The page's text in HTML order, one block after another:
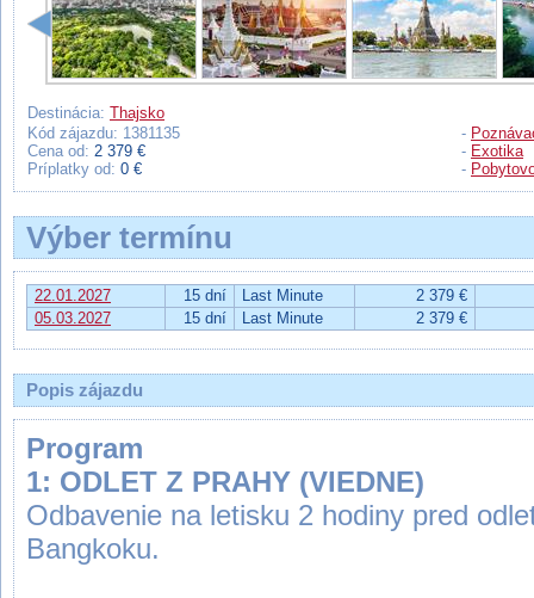
Destinácia: Thajsko
Kód zájazdu: 1381135
Cena od: 2 379 €
Príplatky od: 0 €
-
- Exotika
-
Výber termínu
22.01.2027 15 dní Last Minute
2 379 €
05.03.2027
15 dní Last Minute 2 379 €
Popis zájazdu
Program
1: ODLET Z PRAHY (VIEDNE)
Odbavenie na letisku 2 hodiny pred
Bangkoku.